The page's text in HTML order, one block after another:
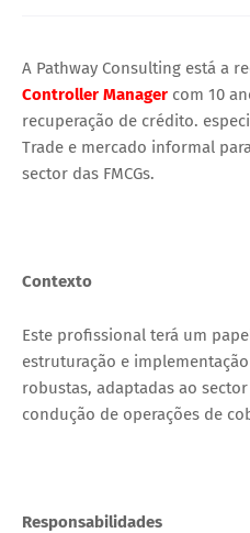
A Pathway Consulting está a
Controller Manager com 10
recuperação de crédito.
Trade e mercado informal
sector das FMCGs.
Contexto
Este profissional terá um
estruturação e
robustas, adaptadas ao
condução de operações de
Responsabilidades